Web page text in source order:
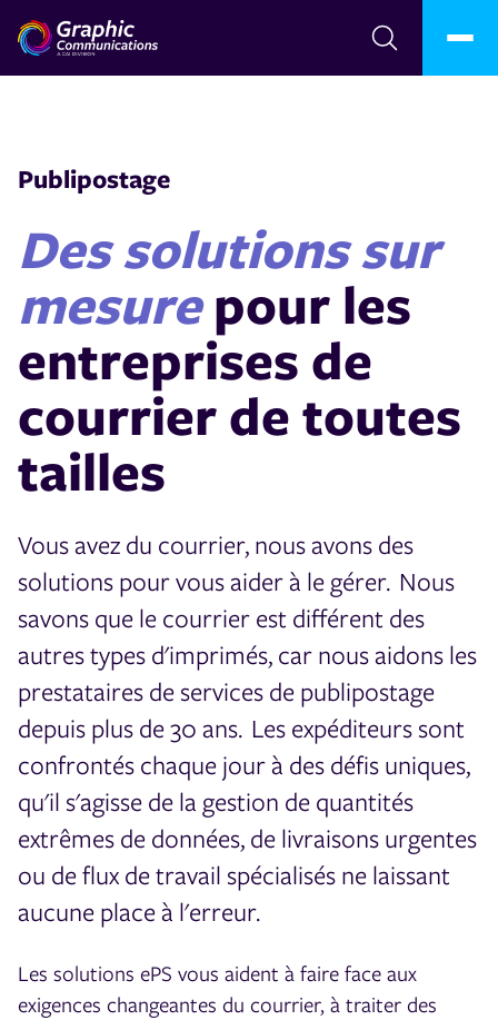
Publipostage
Des solutions sur
mesurepour les
entreprises de
courrier de toutes
tailles
Vous avez du courrier, nous avons des
solutions pour vous aider à le gérer. Nous
savons que le courrier est différent des
autres types d'imprimés, car nous aidons les
prestataires de services de publipostage
depuis plus de 30 ans. Les expéditeurs sont
confrontés chaque jour à des défis uniques,
qu'il s'agisse de la gestion de quantités
extrêmes de données, de livraisons urgentes
ou de flux de travail spécialisés ne laissant
aucune place à l'erreur.
Les solutions ePS vous aident à faire face aux
exigences changeantes du courrier, à traiter des